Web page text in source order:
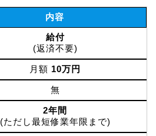
内容
給付
(返済不要)
月額 10万円
無
2年間
(ただし最短修業年限まで)